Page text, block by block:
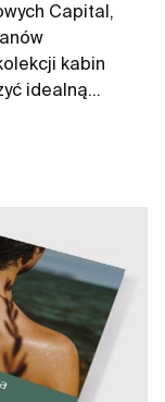
Capital,
kabin
idealną